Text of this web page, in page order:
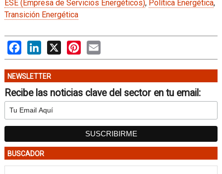
ESE (Empresa de Servicios Energéticos), Política Energética,
Transición Energética
FacebookLinkedIn
X PinterestEmail
NEWSLETTER
Recibe las noticias clave del sector en tu email:
BUSCADOR